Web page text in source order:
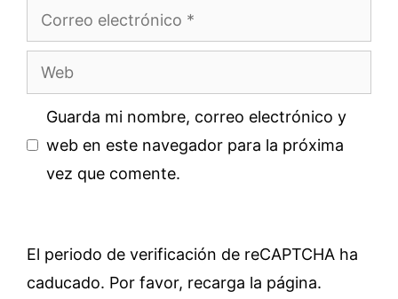
Correo
electrónico
Web
Guarda mi nombre, correo electrónico y
web en este navegador para la próxima
vez que comente.
El periodo de verificación de reCAPTCHA ha
caducado. Por favor, recarga la página.